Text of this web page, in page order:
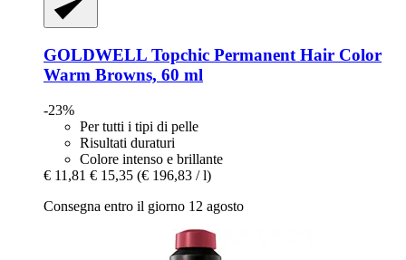
GOLDWELL Topchic Permanent Hair Color
Warm Browns, 60 ml
-23%
Per tutti i tipi di pelle
Risultati duraturi
Colore intenso e brillante
€ 11,81 € 15,35 (€ 196,83 / l)
Consegna entro il giorno 12 agosto